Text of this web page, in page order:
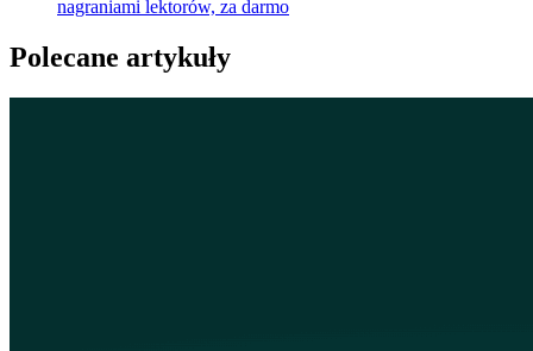
nagraniami lektorów, za darmo
Polecane artykuły